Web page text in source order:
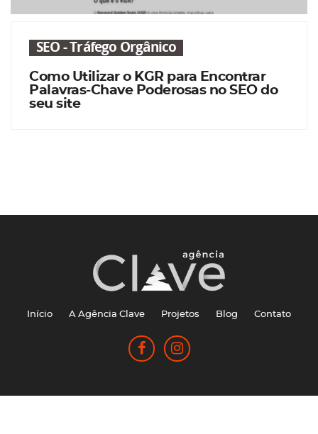
SEO - Tráfego Orgânico
Como Utilizar o KGR para Encontrar
Palavras-Chave Poderosas no SEO do
seu site
Início A Agência Clave Projetos Blog Contato